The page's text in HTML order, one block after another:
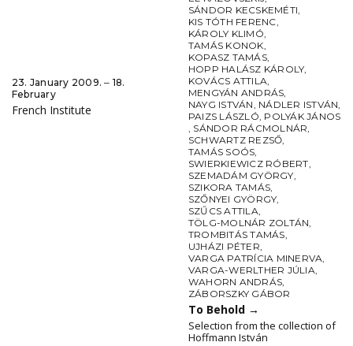
23. January 2009. ‒ 18.
February
French Institute
SÁNDOR KECSKEMÉTI,
KIS TÓTH FERENC,
KÁROLY KLIMÓ,
TAMÁS KONOK,
KOPASZ TAMÁS,
HOPP HALÁSZ KÁROLY,
KOVÁCS ATTILA,
MENGYÁN ANDRÁS,
NAYG ISTVÁN, NÁDLER ISTVÁN,
PAIZS LÁSZLÓ, POLYÁK JÁNOS
, SÁNDOR RÁCMOLNÁR,
SCHWARTZ REZSŐ,
TAMÁS SOÓS,
SWIERKIEWICZ RÓBERT,
SZEMADÁM GYÖRGY,
SZIKORA TAMÁS,
SZŐNYEI GYÖRGY,
SZŰCS ATTILA,
TÖLG-MOLNÁR ZOLTÁN,
TROMBITÁS TAMÁS,
UJHÁZI PÉTER,
VARGA PATRÍCIA MINERVA,
VARGA-WERLTHER JÚLIA,
WAHORN ANDRÁS,
ZÁBORSZKY GÁBOR
To Behold →
Selection from the collection of
Hoffmann István